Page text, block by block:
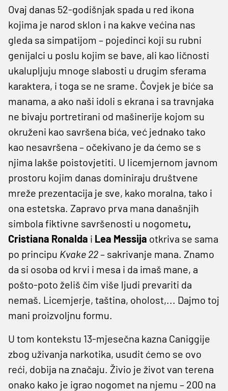
Ovaj danas 52-godišnjak spada u red ikona
kojima je narod sklon i na kakve većina nas
gleda sa simpatijom – pojedinci koji su rubni
genijalci u poslu kojim se bave, ali kao ličnosti
ukalupljuju mnoge slabosti u drugim sferama
karaktera, i toga se ne srame. Čovjek je biće sa
manama, a ako naši idoli s ekrana i sa travnjaka
ne bivaju portretirani od mašinerije kojom su
okruženi kao savršena bića, već jednako tako
kao nesavršena – očekivano je da ćemo se s
njima lakše poistovjetiti. U licemjernom javnom
prostoru kojim danas dominiraju društvene
mreže prezentacija je sve, kako moralna, tako i
ona estetska. Zapravo prva mana današnjih
simbola fiktivne savršenosti u nogometu,
Cristiana Ronalda i Lea Messija otkriva se sama
po principu Kvake 22– sakrivanje mana. Znamo
da si osoba od krvi i mesa i da imaš mane, a
pošto-poto želiš čim više ljudi prevariti da
nemaš. Licemjerje, taština, oholost,... Dajmo toj
mani proizvoljnu formu.
U tom kontekstu 13-mjesečna kazna Caniggije
zbog uživanja narkotika, usudit ćemo se ovo
reći, dobija na značaju. Živio je život van terena
onako kako je igrao nogomet na njemu – 200 na